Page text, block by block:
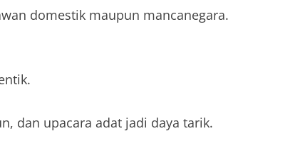
domestik maupun mancanegara.
dan upacara adat jadi daya tarik.